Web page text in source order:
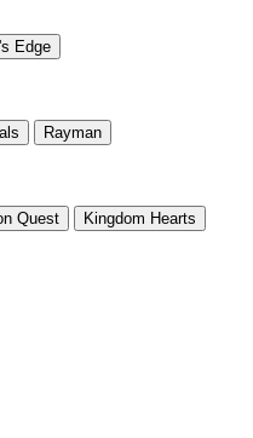
Edge
Rayman
Quest Kingdom Hearts